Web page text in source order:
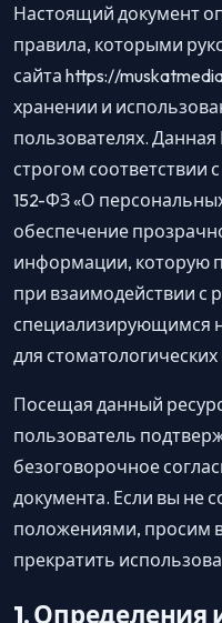
Настоящий документ
правила, которыми
сайта https://
хранении и
пользователях.
строгом
152-ФЗ «О
обеспечение
информации, которую
при взаимодействии с
специализирующимся
для стоматологических
Посещая данный
пользователь
безоговорочное
документа. Если вы не
положениями, просим
прекратить
1. Определения